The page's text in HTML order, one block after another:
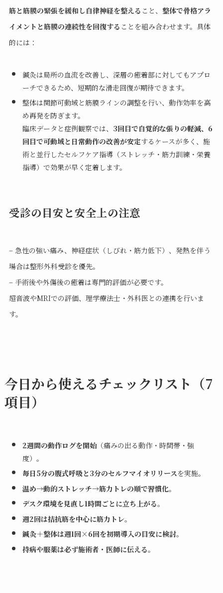
筋と筋膜の緊張を緩和し自律神経を整える こと、 整体で骨格アラ
イメントと筋膜の連続性を回復する ことを組み合わせます。具体
的には：
鍼灸は局所の血流を改善し、深層の癒着部に対してもアプロ
ーチできるため、短期的な滑走回復が期待できます。
整体は関節可動域と筋膜ラインの調整を行い、動作効率を高
め再発を防ぎます。
臨床データと症例観察では、 3回目で自覚的な張りの軽減、6
回目で可動域と日常動作の改善が安定するケースが多く、施
術と並行したセルフケア指導（ストレッチ・筋力訓練・栄養
指導）で効果が早く定着します。
受診の目安と安全上の注意
– 急性の強い痛み、神経症状（しびれ・筋力低下）、発熱を伴う
場合は整形外科受診を優先。
– 手術後や外傷後の癒着は専門的評価が必要です。
超音波やMRIでの評価、理学療法士・外科医との連携を行いま
す。
今日から使えるチェックリスト（7
項目）
2週間の動作ログを開始（痛みの出る動作・時間帯・強
度）。
毎日5分の腹式呼吸と3分のセルフマイオリリースを実施。
温め→動的ストレッチ→筋力トレの順で習慣化。
デスク環境を見直し1時間ごとに立ち上がる。
週2回は拮抗筋を中心に筋力トレ。
鍼灸＋整体は週1回×6回を初期導入の目安に検討。
持病や服薬は必ず施術者・医師に伝える。